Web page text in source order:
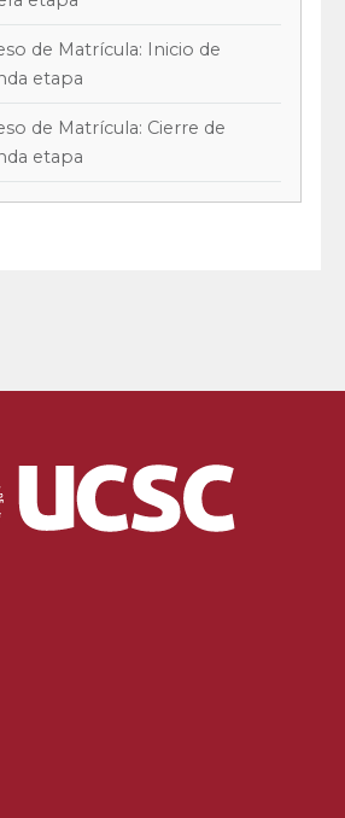
de Matrícula: Inicio de
etapa
de Matrícula: Cierre de
etapa